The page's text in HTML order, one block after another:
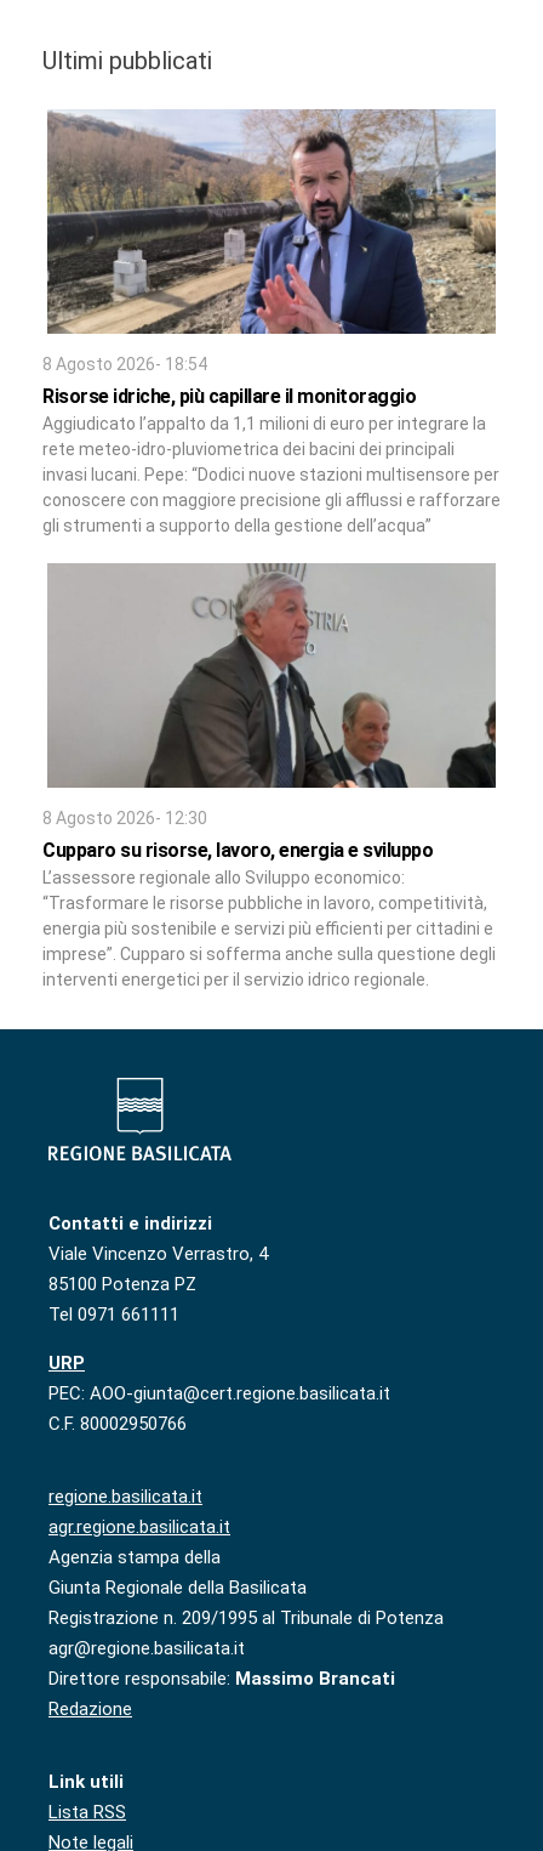
Ultimi pubblicati
8 Agosto 2026- 18:54
Risorse idriche, più capillare il monitoraggio
Aggiudicato l’appalto da 1,1 milioni di euro per integrare la
rete meteo-idro-pluviometrica dei bacini dei principali
invasi lucani. Pepe: “Dodici nuove stazioni multisensore per
conoscere con maggiore precisione gli afflussi e rafforzare
gli strumenti a supporto della gestione dell’acqua”
8 Agosto 2026- 12:30
Cupparo su risorse, lavoro, energia e sviluppo
L’assessore regionale allo Sviluppo economico:
“Trasformare le risorse pubbliche in lavoro, competitività,
energia più sostenibile e servizi più efficienti per cittadini e
imprese”. Cupparo si sofferma anche sulla questione degli
interventi energetici per il servizio idrico regionale.
Contatti e indirizzi
Viale Vincenzo Verrastro, 4
85100 Potenza PZ
Tel 0971 661111
URP
PEC: AOO-giunta@cert.regione.basilicata.it
C.F. 80002950766
regione.basilicata.it
agr.regione.basilicata.it
Agenzia stampa della
Giunta Regionale della Basilicata
Registrazione n. 209/1995 al Tribunale di Potenza
agr@regione.basilicata.it
Direttore responsabile: Massimo Brancati
Redazione
Link utili
Lista RSS
Note legali